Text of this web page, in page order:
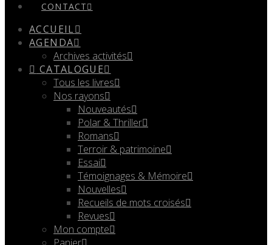
CONTACT
ACCUEIL
AGENDA
Archives activités
CATALOGUE
Tous les livres
Nos rayons
Nouveautés
Polar & Thriller
Romans
Terroir & patrimoine
Essai
Témoignages & Mémoire
Nouvelles
Recueils de mots croisés
Revues
Mon compte